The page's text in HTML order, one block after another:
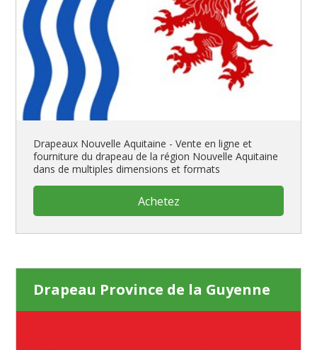
Drapeaux Nouvelle Aquitaine - Vente en ligne et
fourniture du drapeau de la région Nouvelle Aquitaine
dans de multiples dimensions et formats
Achetez
Drapeau Province de la Guyenne